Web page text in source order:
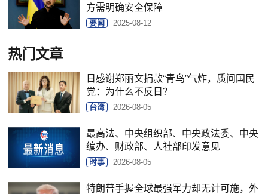
方需明确安全保障
要闻 2025-08-12
热门文章
日感谢郑丽文捐款“青鸟”气炸，质问国民
党：为什么不反日？
台湾 2026-08-05
最高法、中央组织部、中央政法委、中央
编办、财政部、人社部印发意见
时事 2026-08-05
特朗普手握全球最强军力却无计可施，外